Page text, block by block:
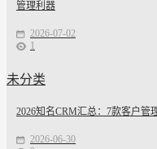
管理利器
2026-07-02
1
未分类
2026知名CRM汇总：7款客户管
2026-06-30